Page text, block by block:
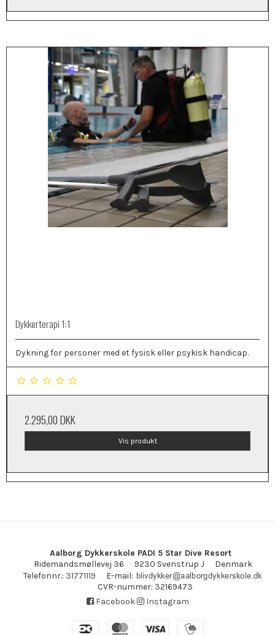
Dykkerterapi 1:1
Dykning for personer med et fysisk eller psykisk handicap.
2.295,00 DKK
Vis produkt
Aalborg Dykkerskole PADI 5 Star Dive Resort
Ridemandsmøllevej 36
9230 Svenstrup J
Denmark
Telefonnr.: 31771119 E-mail:
CVR-nummer: 32169473
Facebook
Instagram